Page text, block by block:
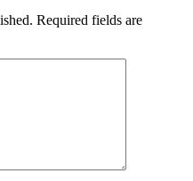
Required fields are